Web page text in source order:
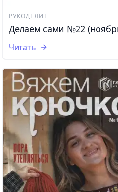
РУКОДЕЛИЕ
Делаем сами №22
Читать